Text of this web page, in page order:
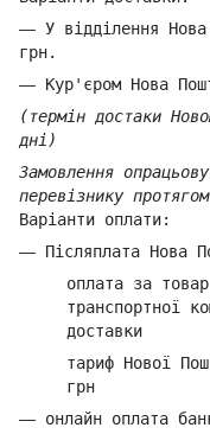
— У відділення
грн.
— Кур'єром Нова
(термін достаки
дні)
Замовлення
перевізнику
Варіанти оплати:
— Післяплата Нова
оплата за товар
транспортної
доставки
тариф Нової
грн
— онлайн оплата